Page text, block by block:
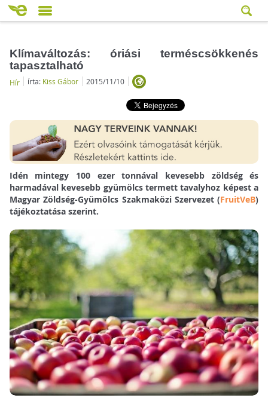
Klímaváltozás: óriási terméscsökkenés
tapasztalható
Hír írta: Kiss Gábor 2015/11/10
Idén mintegy 100 ezer tonnával kevesebb zöldség és
harmadával kevesebb gyümölcs termett tavalyhoz képest a
Magyar Zöldség-Gyümölcs Szakmaközi Szervezet (FruitVeB)
tájékoztatása szerint.